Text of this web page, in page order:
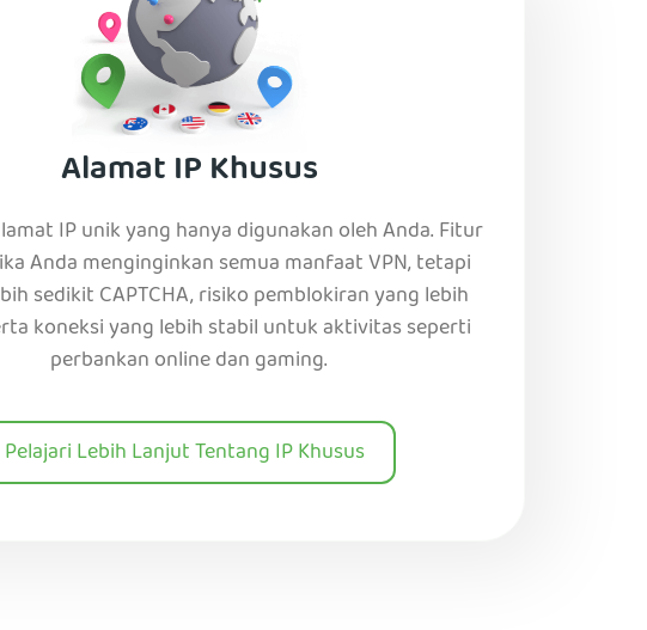
Alamat IP Khusus
IP unik yang hanya digunakan oleh Anda. Fitur
Anda menginginkan semua manfaat VPN, tetapi
sedikit CAPTCHA, risiko pemblokiran yang lebih
koneksi yang lebih stabil untuk aktivitas seperti
perbankan online dan gaming.
Pelajari Lebih Lanjut Tentang IP Khusus